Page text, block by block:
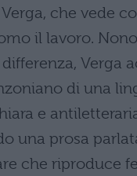
che vede
il lavoro.
Verga
di una
e
una prosa
che riproduce